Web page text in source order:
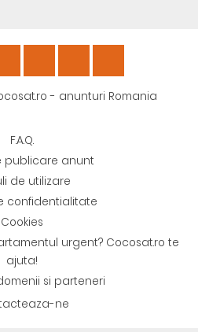
- anunturi Romania
F.A.Q.
publicare anunt
de utilizare
confidentialitate
Cookies
urgent? Cocosat.ro te
ajuta!
si parteneri
ne